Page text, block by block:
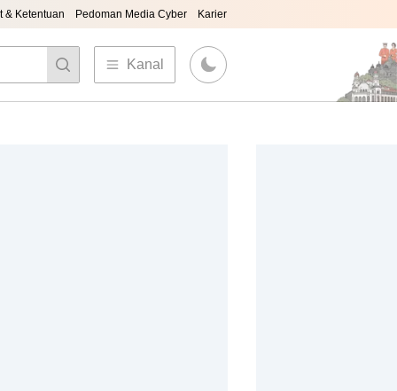
& Ketentuan Pedoman Media Cyber Karier
Kanal